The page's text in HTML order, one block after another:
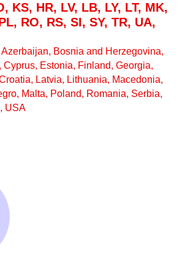
KS, HR, LV, LB, LY, LT, MK,
RO, RS, SI, SY, TR, UA,
Bosnia and Herzegovina,
Cyprus, Estonia, Finland, Georgia,
Latvia, Lithuania, Macedonia,
Malta, Poland, Romania, Serbia,
USA